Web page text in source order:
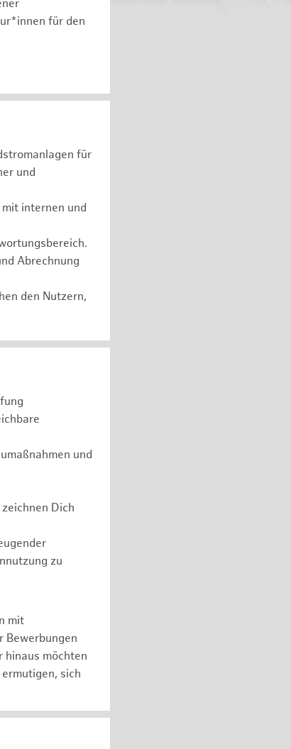
für den
für
und
internen und
Abrechnung
den Nutzern,
und
Dich
zu
mit
Bewerbungen
hinaus möchten
sich